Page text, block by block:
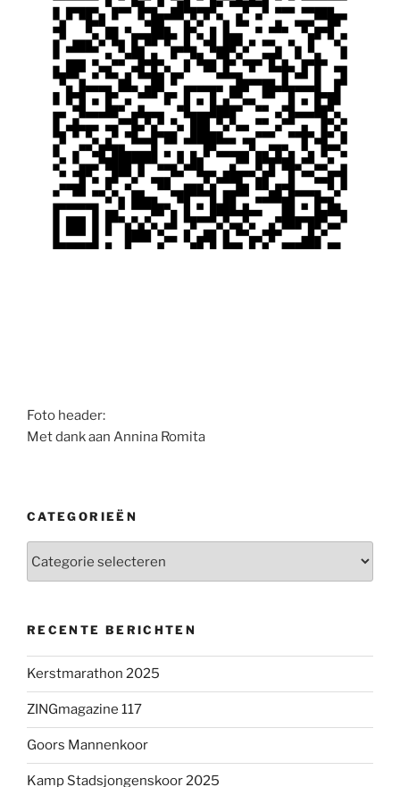
Foto header:
Met dank aan Annina Romita
CATEGORIEËN
RECENTE BERICHTEN
Kerstmarathon 2025
ZINGmagazine 117
Goors Mannenkoor
Kamp Stadsjongenskoor 2025